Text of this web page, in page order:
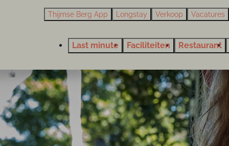
Thijmse Berg App Longstay Verkoop Vacatures
Last minute Faciliteiten Restaurant